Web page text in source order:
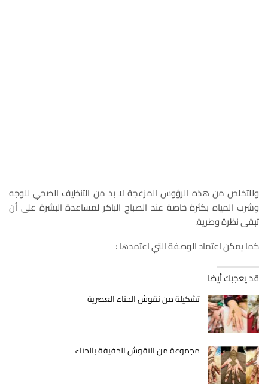
وللتخلص من هذه الرؤوس المزعجة لا بد من التنظيف الصحي للوجه
وشرب المياه بكثرة خاصة عند الصباح الباكر لمساعدة البشرة على أن
تبقى نظرة وطرية.
كما يمكن اعتماد الوصفة التي اعتمدها :
قد يعجبك أيضا
تشكيلة من نقوش الحناء العصرية
مجموعة من النقوش الخفيفة بالحناء